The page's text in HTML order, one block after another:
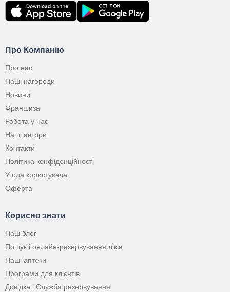
Про Компанію
Про нас
Наші нагороди
Новини
Франшиза
Робота у нас
Наші автори
Контакти
Політика конфіденційності
Угода користувача
Оферта
Корисно знати
Наш блог
Пошук і онлайн-резервування ліків
Наші аптеки
Програми для клієнтів
Довідка і Служба резервування